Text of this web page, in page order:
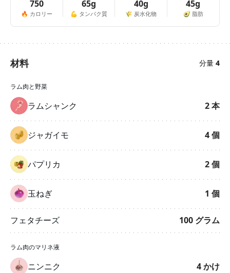
750
🔥 カロリー
65g
💪 タンパク質
40g
🌾 炭水化物
45g
🥑 脂肪
材料 分量 4
ラム肉と野菜
ラムシャンク 2本
ジャガイモ 4個
パプリカ 2個
玉ねぎ 1 個
フェタチーズ 100 グラム
ラム肉のマリネ液
ニンニク 4かけ